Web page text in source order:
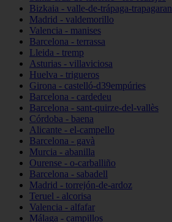
Bizkaia - valle-de-trápaga-trapagaran
Madrid - valdemorillo
Valencia - manises
Barcelona - terrassa
Lleida - tremp
Asturias - villaviciosa
Huelva - trigueros
Girona - castelló-d39empúries
Barcelona - cardedeu
Barcelona - sant-quirze-del-vallès
Córdoba - baena
Alicante - el-campello
Barcelona - gavà
Murcia - abanilla
Ourense - o-carballiño
Barcelona - sabadell
Madrid - torrejón-de-ardoz
Teruel - alcorisa
Valencia - alfafar
Málaga - campillos